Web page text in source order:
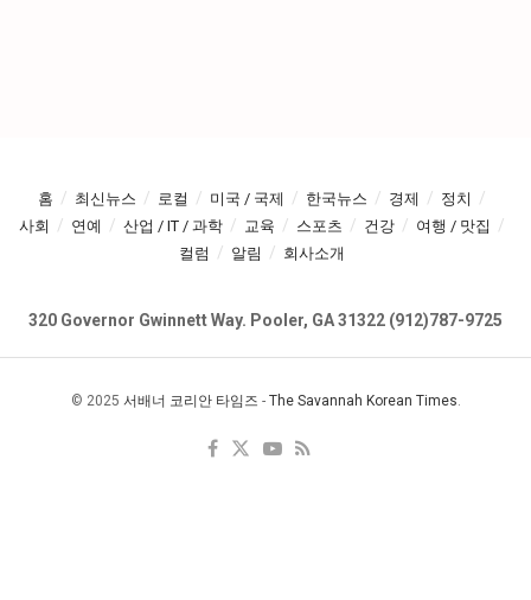
홈 최신뉴스 로컬 미국 / 국제 한국뉴스 경제
정치
사회
연예 산업 / IT / 과학 교육 스포츠 건강
여행 / 맛집
컬럼
알림 회사소개
320 Governor Gwinnett Way. Pooler, GA 31322 (912)787-9725
© 2025 서배너 코리안 타임즈 - The Savannah Korean Times